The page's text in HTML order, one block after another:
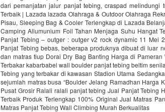
dari pemanjatan jalur panjat tebing, craspad
Terbaik | Lazada lazada Olahraga & Outdoor Olahraga
Pisau, Sleeping Bag & Cooler Terlengkap di Lazada
Camping Allumunium Foil Tahan Menjaga Suhu Hangat
Panjat Tebing – outger : outger v2 rock dynamic 11 Mei
Panjat Tebing bebas, beberapa produknya dibuat di luar
dan matras tiup Dorai Dry Bag Banting Harga di
Terbakar kabarbabel wall boulder panjat tebing beltim
Tebing yang terbakar di kawasan Stadion Utama
sejumlah matras busa “Boulder Jelang Ramadhan Harga
Pusat Grosir Ralali‎ ralali panjat tebing‎ Jual Panjat Tebing
Terbaik Produk Terlengkap 100% Original Jual Matras
Matras Panjat Tebing Wall Climbing Murah Berkualitas